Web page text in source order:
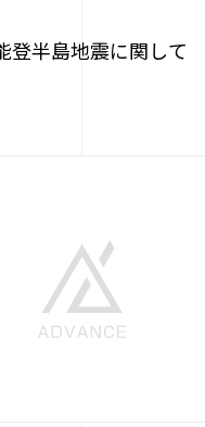
半島地震に関して